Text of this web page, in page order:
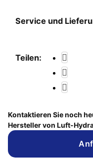
Service und
Teilen:
Kontaktieren Sie noch
Hersteller von Luft-